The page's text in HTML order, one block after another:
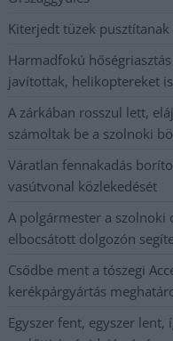
Kiterjedt tüzek
Harmadfokú
javítottak, helikoptereket
A zárkában rosszul lett,
számoltak be a szolnoki
Váratlan fennakadás
vasútvonal közlekedését
A polgármester a szolnoki
elbocsátott dolgozón
Csődbe ment a tószegi
kerékpárgyártás
Egyszer fent, egyszer